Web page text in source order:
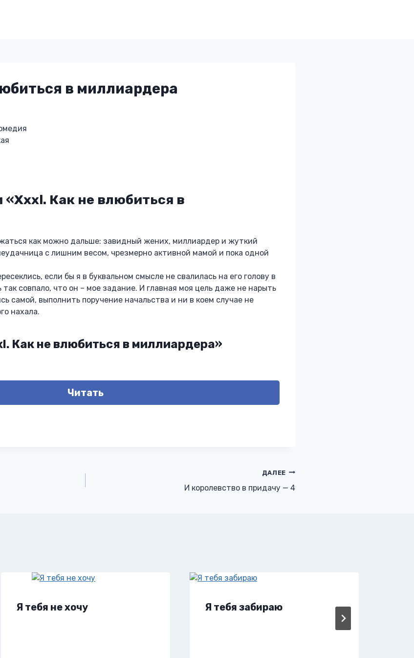
в миллиардера
«Xxxl. Как не влюбиться в
как можно дальше: завидный жених, миллиардер и жуткий
с лишним весом, чрезмерно активной мамой и пока одной
если бы я в буквальном смысле не свалилась на его голову в
совпало, что он – мое задание. И главная моя цель даже не нарыть
самой, выполнить поручение начальства и ни в коем случае не
нахала.
Как не влюбиться в миллиардера»
Читать
ДАЛЕЕ
И королевство в придачу — 4
Я тебя не хочу Я тебя забираю